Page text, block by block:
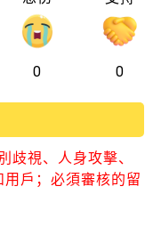
0 0
歧視、人身攻擊、
戶；必須審核的留